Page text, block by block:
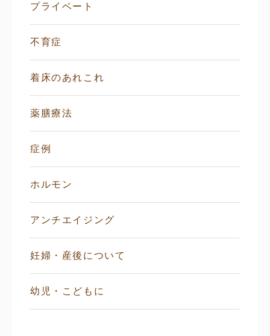
プライベート
不育症
着床のあれこれ
薬膳療法
症例
ホルモン
アンチエイジング
妊婦・産後について
幼児・こどもに